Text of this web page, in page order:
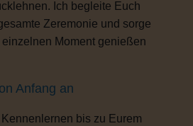
Ich begleite Euch
Zeremonie und sorge
Moment genießen
Anfang an
bis zu Eurem